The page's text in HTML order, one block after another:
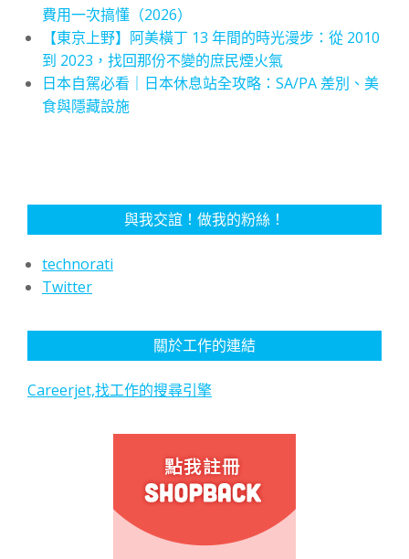
費用一次搞懂（2026）
【東京上野】阿美橫丁 13 年間的時光漫步：從 2010
到 2023，找回那份不變的庶民煙火氣
日本自駕必看｜日本休息站全攻略：SA/PA 差別、美
食與隱藏設施
與我交誼！做我的粉絲！
technorati
Twitter
關於工作的連結
Careerjet,找工作的搜尋引擎